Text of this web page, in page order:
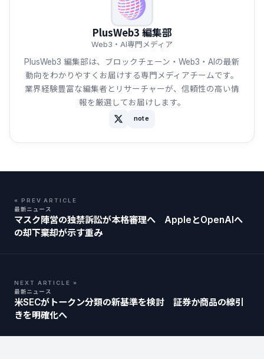
PlusWeb3 編集部
Web3・AI専門メディア
PlusWeb3 編集部は、ブロックチェーン・Web3・AIの最新
動向をわかりやすくお届けする専門メディアチームです。
業界経験豊富な編集者とリサーチャーが、信頼性の高い情
報を厳選してお届けします。
note
« PREV ARTICLE
最新ニュース
マスク陣営の独禁訴訟が本格審理へ AppleとOpenAIへ
の却下棄却が示す重み
NEXT ARTICLE »
最新ニュース
米SECがトークン分類の新基準を検討 証券か商品の線引
きを明確化へ